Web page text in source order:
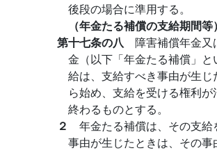
後段の場合に準用する。
（年金たる補償の支給期間等）
第十七条の八 障害補償年金又
金（以下「年金たる補償」と
給は、支給すべき事由が生じ
ら始め、支給を受ける権利
終わるものとする。
２ 年金たる補償は、その支給
事由が生じたときは、その事